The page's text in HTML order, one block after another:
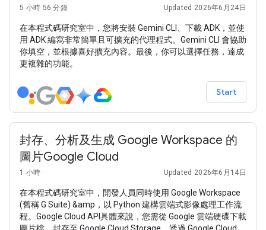
5 小時 56 分鐘 Updated 2026年6月24日
在本程式碼研究室中，您將安裝 Gemini CLI、下載 ADK，並使
用 ADK 編寫非常簡單且可擴充的代理程式。Gemini CLI 會協助
你填空，並根據喜好擴充內容。最後，你可以選擇任務，達成
更複雜的功能。
Start
封存、分析及生成 Google Workspace 的
圖片Google Cloud
1 小時 Updated 2026年6月14日
在本程式碼研究室中，開發人員同時使用 Google Workspace
(舊稱 G Suite) &amp，以 Python 建構雲端式影像處理工作流
程。Google Cloud API具體來說，您需從 Google 雲端硬碟下載